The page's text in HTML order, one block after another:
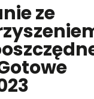
MUSISZ WIEDZIEĆ
BUDOWY
ze